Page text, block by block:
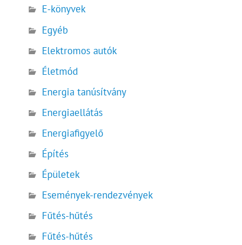
E-könyvek
Egyéb
Elektromos autók
Életmód
Energia tanúsítvány
Energiaellátás
Energiafigyelő
Építés
Épületek
Események-rendezvények
Fűtés-hűtés
Fűtés-hűtés